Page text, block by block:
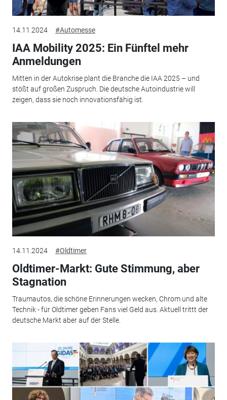
14.11.2024 #Automesse
IAA Mobility 2025: Ein Fünftel mehr
Anmeldungen
Mitten in der Autokrise plant die Branche die IAA 2025 – und
stößt auf großen Zuspruch. Die deutsche Autoindustrie will
zeigen, dass sie noch innovationsfähig ist.
14.11.2024 #Oldtimer
Oldtimer-Markt: Gute Stimmung, aber
Stagnation
Traumautos, die schöne Erinnerungen wecken, Chrom und alte
Technik - für Oldtimer geben Fans viel Geld aus. Aktuell trittt der
deutsche Markt aber auf der Stelle.